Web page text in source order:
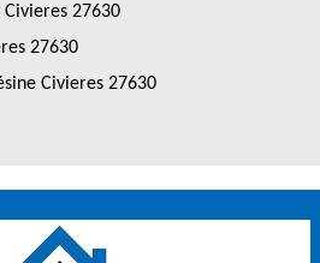
27630
27630
Civieres 27630